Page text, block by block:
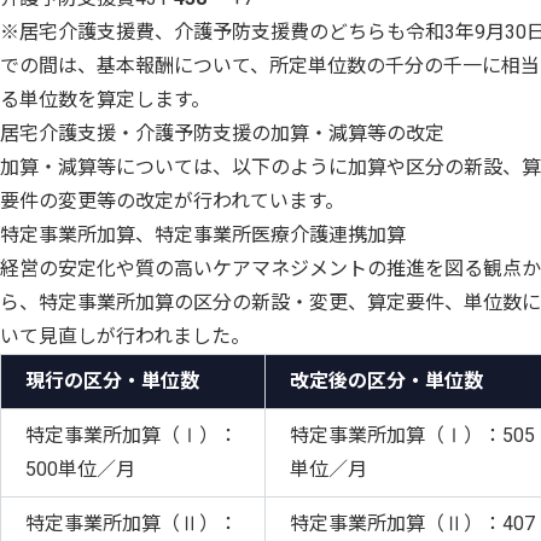
※居宅介護支援費、介護予防支援費のどちらも令和3年9月30
での間は、基本報酬について、所定単位数の千分の千一に相
る単位数を算定します。
居宅介護支援・介護予防支援の加算・減算等の改定
加算・減算等については、以下のように加算や区分の新設、
要件の変更等の改定が行われています。
特定事業所加算、特定事業所医療介護連携加算
経営の安定化や質の高いケアマネジメントの推進を図る観点か
ら、特定事業所加算の区分の新設・変更、算定要件、単位数
いて見直しが行われました。
現行の区分・単位数
改定後の区分・単位数
特定事業所加算（Ⅰ）：
500単位／月
特定事業所加算（Ⅰ）：505
単位／月
特定事業所加算（Ⅱ）： 特定事業所加算（Ⅱ）：407